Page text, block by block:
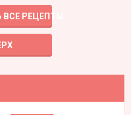
ВСЕ РЕЦЕПТЫ